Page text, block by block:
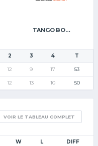
TANGO BOURGES BASKET
2 3 4 T
12 9 17 53
12 13 10 50
VOIR LE TABLEAU COMPLET
W L DIFF